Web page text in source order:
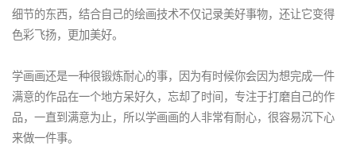
细节的东西，结合自己的绘画技术不仅记录美好事物，还让它变得
色彩飞扬，更加美好。
学画画还是一种很锻炼耐心的事，因为有时候你会因为想完成一件
满意的作品在一个地方呆好久，忘却了时间，专注于打磨自己的作
品，一直到满意为止，所以学画画的人非常有耐心，很容易沉下心
来做一件事。